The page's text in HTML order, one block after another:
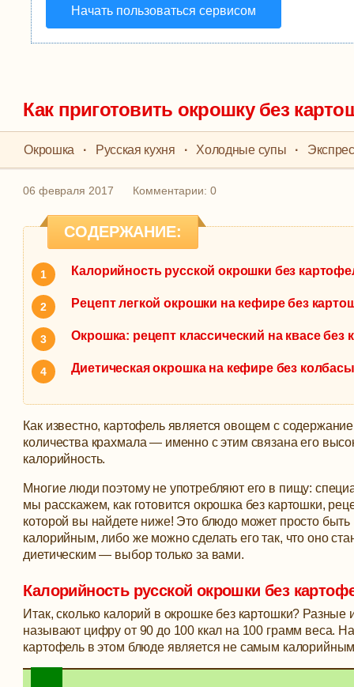
Начать пользоваться сервисом
Как приготовить окрошку без
Окрошка · Русская кухня · Холодные супы ·
06 февраля 2017 Комментарии: 0
СОДЕРЖАНИЕ:
Калорийность русской окрошки без
Рецепт легкой окрошки на кефире без
Окрошка: рецепт классический на квасе без
Диетическая окрошка на кефире без
Как известно, картофель является овощем с
количества крахмала — именно с этим связана его
калорийность.
Многие люди поэтому не употребляют его в пищу:
мы расскажем, как готовится окрошка без картошки,
которой вы найдете ниже! Это блюдо может просто
калорийным, либо же можно сделать его так, что оно
диетическим — выбор только за вами.
Калорийность русской окрошки без
Итак, сколько калорий в окрошке без картошки? Разные
называют цифру от 90 до 100 ккал на 100 грамм веса.
картофель в этом блюде является не самым